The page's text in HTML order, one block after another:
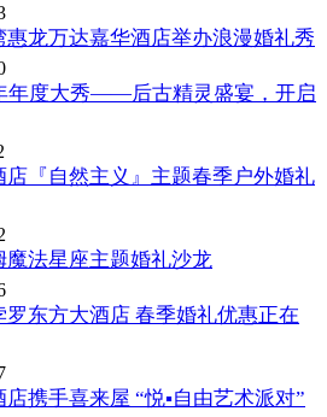
惠龙万达嘉华酒店举办浪漫婚礼秀
年度大秀——后古精灵盛宴，开启
店『自然主义』主题春季户外婚礼
魔法星座主题婚礼沙龙
罗东方大酒店 春季婚礼优惠正在
携手喜来屋 “悦▪自由艺术派对”